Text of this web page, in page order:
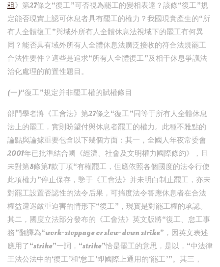
租》第27條之“復工”可否視為罷工的變相表達？該條“復工”規
定能否現實上認可休息者具有罷工的權力？我國現實產生的“所
有人全體復工”與域外所有人全體休息法視域下的罷工有何異
同？能否具有域外所有人全體休息法廣泛接收的符合法規罷工
合法性要件？這些是追求“所有人全體復工”及相干休息爭議法
治化處理的前置性題目。
(一)“復工”規定并非罷工權的賦權條目
部門學者將《工會法》第27條之“復工”同等于所有人全體休息
法上的罷工，實則盼望付與休息者罷工的權力。此種不雅點的
論點與論據重要包含以下幾個方面：其一，全國人年夜常委會
2001年已批準結合國《經濟、社會及文明權力國際條約》，且
未對第8條第1款丁項“有權罷工，但應依照各個國度的法令行使
此項權力”停止保存，鑒于《工會法》并未明白制止罷工，亦未
對罷工設置否認性的法令后果，可揣度法令答應休息者在合法
權益遭遇嚴重迫害的情形下“復工”，現實是對罷工權的承認。
其二，國度立法部分發布的《工會法》英文版將“復工、怠工事
務”翻譯為“work-stoppage or slow-down strike”，因英文表述
應用了“strike”一詞，“strike”恰是罷工的意思，是以，“中法律
王法公法中的‘復工’和‘怠工’即國際上通用的‘罷工’”。其三，